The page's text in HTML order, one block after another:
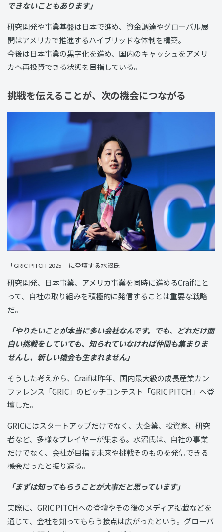
できないこともあります」
研究開発や事業基盤は日本で進め、資金調達やグローバル展
開はアメリカで推進するハイブリッドな体制を構築。
今後は日本事業の黒字化を進め、国内のキャッシュをアメリ
カへ再投資できる状態を目指している。
挑戦を伝えることが、次の機会につながる
「GRIC PITCH 2025」に登壇する水沼氏
研究開発、日本事業、アメリカ事業を同時に進めるCraifにと
って、自社の取り組みを積極的に発信することは重要な戦略
だ。
「やりたいことが本当に多い会社なんです。でも、どれだけ面
白い挑戦をしていても、知られていなければ仲間も集まりま
せんし、新しい機会も生まれません」
そうした考えから、Craifは昨年、国内最大級の成長産業カン
ファレンス「GRIC」のピッチコンテスト「GRIC PITCH」へ登
壇した。
GRICにはスタートアップだけでなく、大企業、投資家、研究
者など、多様なプレイヤーが集まる。水沼氏は、自社の事業
だけでなく、会社が目指す未来や挑戦そのものを発信できる
機会だったと振り返る。
「まずは知ってもらうことが大事だと思っています」
実際に、GRIC PITCHへの登壇やその後のメディア掲載などを
通じて、会社を知ってもらう接点は広がったという。グローバ